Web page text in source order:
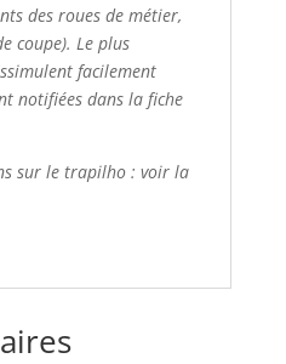
des roues de métier,
coupe). Le plus
facilement
notifiées dans la fiche
sur le trapilho : voir la